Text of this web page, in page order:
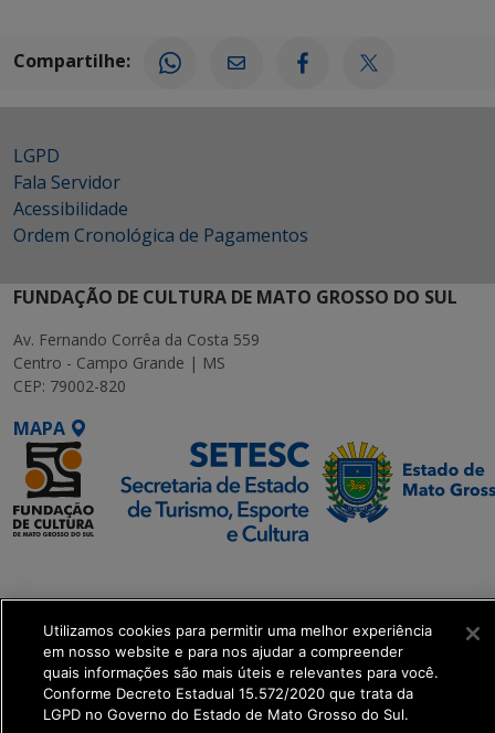
Compartilhe:
LGPD
Fala Servidor
Acessibilidade
Ordem Cronológica de Pagamentos
FUNDAÇÃO DE CULTURA DE MATO GROSSO DO SUL
Av. Fernando Corrêa da Costa 559
Centro - Campo Grande | MS
CEP: 79002-820
MAPA
Executiva de
Transformação Digital
get_footer();
Utilizamos cookies para permitir uma melhor experiência
em nosso website e para nos ajudar a compreender
quais informações são mais úteis e relevantes para você.
Conforme Decreto Estadual 15.572/2020 que trata da
LGPD no Governo do Estado de Mato Grosso do Sul.